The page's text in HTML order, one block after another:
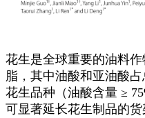
花生是全球重要的油料
脂，其中油酸和亚油酸
花生品种（油酸含量 ≥
可显著延长花生制品的